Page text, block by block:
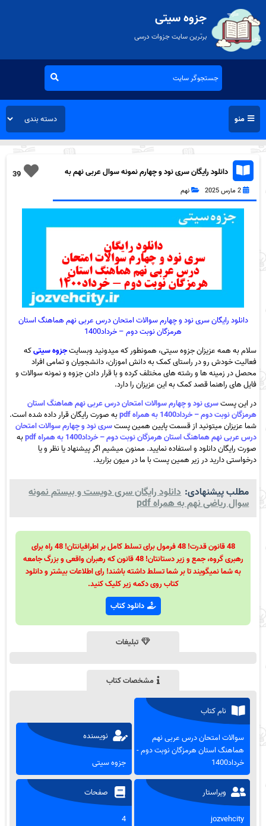
جزوه سیتی
برترین سایت جزوات درسی
منو
39
دانلود رایگان سری نود و چهارم نمونه سوال عربی نهم به
2 مارس 2025 نهم
دانلود رایگان سری نود و چهارم سوالات امتحان درس عربی نهم هماهنگ استان
هرمزگان نوبت دوم – خرداد1400
سلام به همه عزیزان جزوه سیتی، همونطور که میدونید وبسایتجزوه سیتیکه
فعالیت خودش رو در راستای کمک به دانش اموزان، دانشجویان و تمامی افراد
محصل در زمینه ها و رشته های مختلف کرده و با قرار دادن جزوه و نمونه سوالات و
فایل های راهنما قصد کمک به این عزیزان را دارد.
در این پستسری نود و چهارم سوالات امتحان درس عربی نهم هماهنگ استان
هرمزگان نوبت دوم – خرداد1400 به همراه pdf
به صورت رایگان قرار داده شده است.
شما عزیزان میتونید از قسمت پایین همین پستسری نود و چهارم سوالات امتحان
درس عربی نهم هماهنگ استان هرمزگان نوبت دوم – خرداد1400 به همراه pdf
به
صورت رایگان دانلود و استفاده نمایید. ممنون میشیم اگر پیشنهاد یا نظر و یا
درخواستی دارید در زیر همین پست با ما در میون بزارید.
مطلب پیشنهادی: دانلود رایگان سری دویست و بیستم نمونه
سوال ریاضی نهم به همراه pdf
48 قانون قدرت! 48 فرمول برای تسلط کامل بر اطرافیانتان! 48 راه برای
رهبری گروه، جمع و زیر دستانتان! 48 قانون که رهبران واقعی و بزرگ جامعه
به شما نمیگویند تا بر شما تسلط داشته باشند! رای اطلاعات بیشتر و دانلود
کتاب روی دکمه زیر کلیک کنید.
دانلود کتاب
تبلیغات
مشخصات کتاب
نام کتاب
سوالات امتحان درس عربی نهم
هماهنگ استان هرمزگان نوبت دوم -
خرداد1400
نویسنده
جزوه سیتی
ویراستار
jozvehcity
صفحات
4